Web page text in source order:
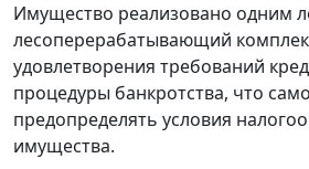
Имущество реализовано одним
лесоперерабатывающий
удовлетворения требований
процедуры банкротства, что
предопределять условия
имущества.